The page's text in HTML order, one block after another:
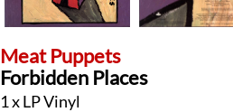
Meat Puppets
Forbidden Places
1 x LP Vinyl